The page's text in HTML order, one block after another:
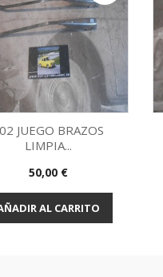
Vista rápida
JUEGO BRAZOS
LIMPIA...
Precio
50,00 €
AL CARRITO